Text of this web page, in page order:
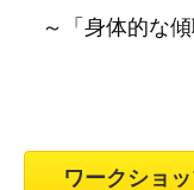
～「身体的な
ワークショ